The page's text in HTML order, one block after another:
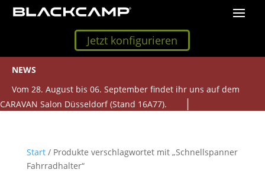
Jetzt konfigurieren
NEWS
Vom 28. August bis 06. September findet ihr uns auf dem
CARAVAN Salon Düsseldorf (Stand 16A77).
Start/ Produkte verschlagwortet mit „Schnellspanner
Fahrradhalter“